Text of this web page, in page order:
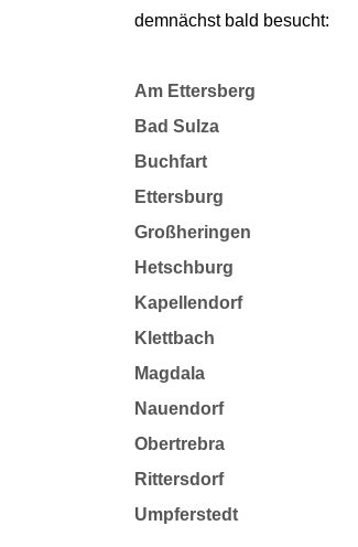
demnächst bald besucht:
Am Ettersberg
Bad Sulza
Buchfart
Ettersburg
Großheringen
Hetschburg
Kapellendorf
Klettbach
Magdala
Nauendorf
Obertrebra
Rittersdorf
Umpferstedt